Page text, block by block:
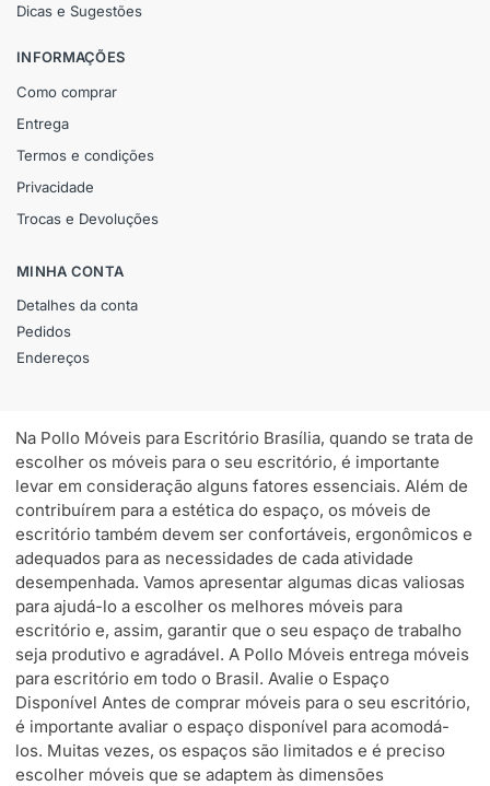
Dicas e Sugestões
INFORMAÇÕES
Como comprar
Entrega
Termos e condições
Privacidade
Trocas e Devoluções
MINHA CONTA
Detalhes da conta
Pedidos
Endereços
Na Pollo Móveis para Escritório Brasília, quando se trata de
escolher os móveis para o seu escritório, é importante
levar em consideração alguns fatores essenciais. Além de
contribuírem para a estética do espaço, os móveis de
escritório também devem ser confortáveis, ergonômicos e
adequados para as necessidades de cada atividade
desempenhada. Vamos apresentar algumas dicas valiosas
para ajudá-lo a escolher os melhores móveis para
escritório e, assim, garantir que o seu espaço de trabalho
seja produtivo e agradável. A Pollo Móveis entrega móveis
para escritório em todo o Brasil. Avalie o Espaço
Disponível Antes de comprar móveis para o seu escritório,
é importante avaliar o espaço disponível para acomodá-
los. Muitas vezes, os espaços são limitados e é preciso
escolher móveis que se adaptem às dimensões